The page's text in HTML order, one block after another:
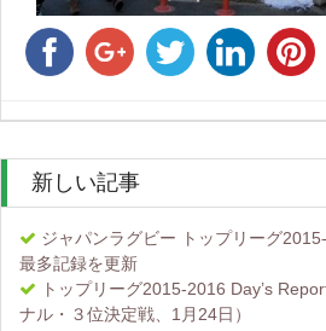
新しい記事
ジャパンラグビー トップリーグ
最多記録を更新
トップリーグ2015-2016 Day’s
ナル・３位決定戦、1月24日）